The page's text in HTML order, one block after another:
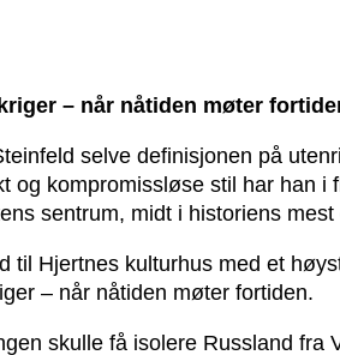
– når nåtiden møter
selve definisjonen på
og kompromissløse stil har han
sentrum, midt i historiens
til Hjertnes kulturhus med et
– når nåtiden møter fortiden.
skulle få isolere Russland fra